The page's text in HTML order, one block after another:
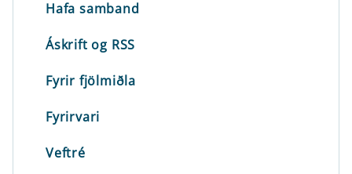
Hafa samband
Áskrift og RSS
Fyrir fjölmiðla
Fyrirvari
Veftré